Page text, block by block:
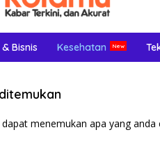
Bisnis Kesehatan
menemukan apa yang